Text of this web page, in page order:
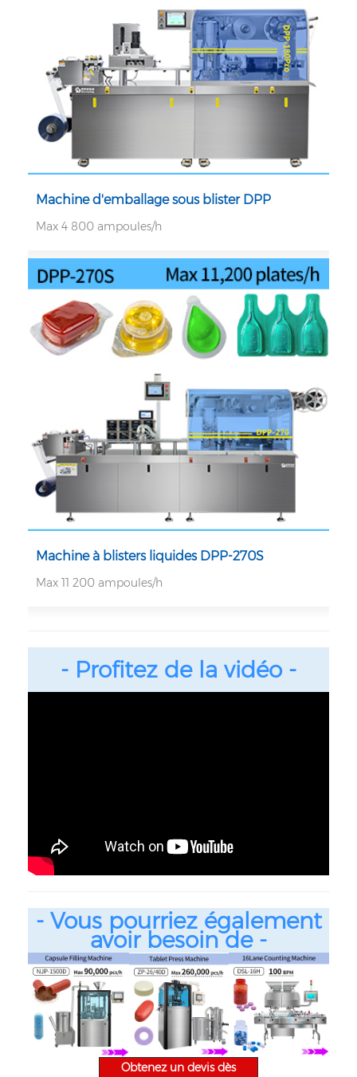
Machine d'emballage sous blister DPP
Max 4 800 ampoules/h
Machine à blisters liquides DPP-270S
Max 11 200 ampoules/h
- Profitez de la vidéo -
- Vous pourriez également
avoir besoin de -
Obtenez un devis dès